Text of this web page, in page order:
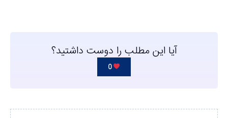
آیا این مطلب را دوست داشتید؟
0